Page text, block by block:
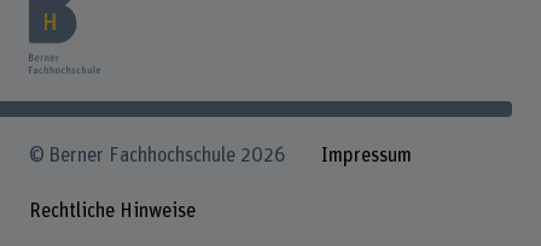
© Berner Fachhochschule 2026 Impressum
Rechtliche Hinweise